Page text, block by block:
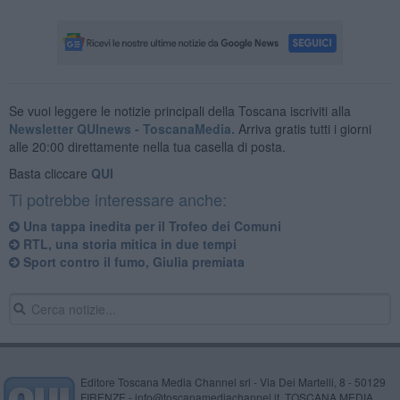
Se vuoi leggere le notizie principali della Toscana iscriviti alla
Newsletter QUInews - ToscanaMedia. Arriva gratis tutti i giorni
alle 20:00 direttamente nella tua casella di posta.
Basta cliccare QUI
Ti potrebbe interessare anche:
Una tappa inedita per il Trofeo dei Comuni
RTL, una storia mitica in due tempi
Sport contro il fumo, Giulia premiata
Editore Toscana Media Channel srl - Via Dei Martelli, 8 - 50129
FIRENZE - info@toscanamediachannel.it. TOSCANA MEDIA